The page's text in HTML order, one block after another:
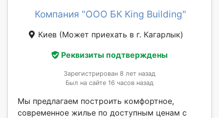
Компания "ООО БК Кing Building"
Киев (Может приехать в г. Кагарлык)
Реквизиты подтверждены
Зарегистрирован 8 лет назад
Был на сайте 16 часов назад
Мы предлагаем построить комфортное,
современное жилье по доступным ценам с